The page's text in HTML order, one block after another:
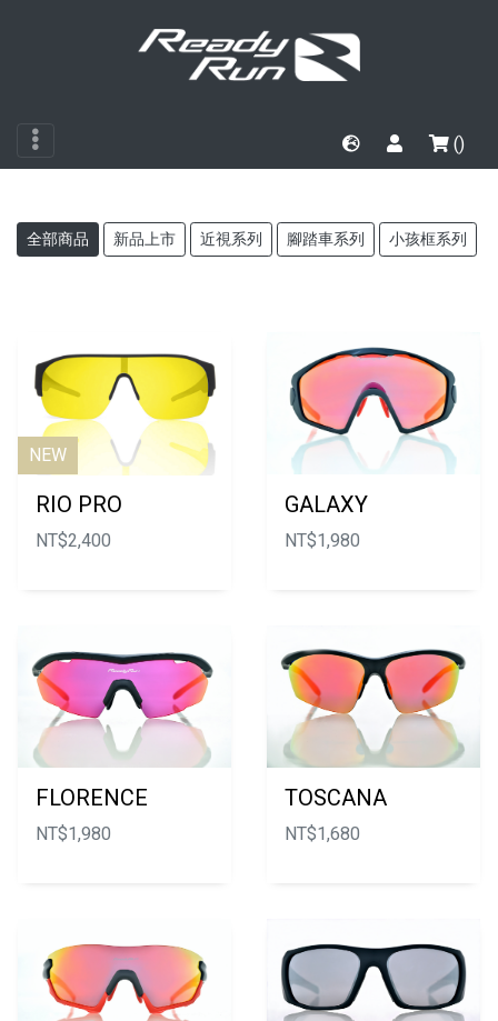
()
全部商品 新品上市 近視系列 腳踏車系列 小孩框系列
NEW
RIO PRO
NT$2,400
GALAXY
NT$1,980
FLORENCE
NT$1,980
TOSCANA
NT$1,680